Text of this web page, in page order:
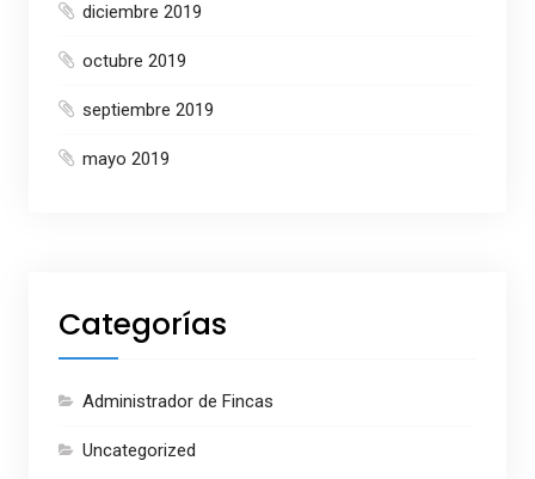
diciembre 2019
octubre 2019
septiembre 2019
mayo 2019
Categorías
Administrador de Fincas
Uncategorized